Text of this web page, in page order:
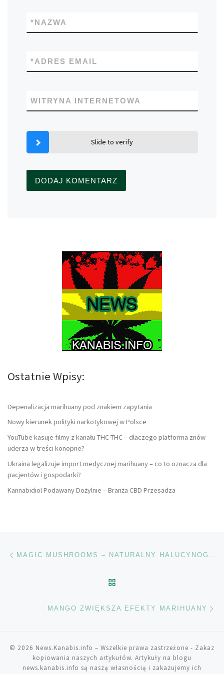
NAZWA
*
ADRES EMAIL
*
WITRYNA INTERNETOWA
Slide to verify
Ostatnie Wpisy:
Depenalizacja marihuany pod znakiem zapytania
Nowy kierunek polityki narkotykowej w Polsce
YouTube kasuje filmy z kanału THC-THC – dlaczego platforma znów
uderza w treści konopne?
Ukraina legalizuje import medycznej marihuany – co to oznacza dla
pacjentów i gospodarki?
Kannabidiol Podawany Dożylnie – Branża CBD Przesadza
Nawigacja wpisu MAGIC MUSHROOMS – NATURALNY HALUCYNOGEN PSYLOCYBINA I JEGO EFEKTY
MANGO ZWIĘKSZA EFEKTY MARIHUANY
© 2026 News.Kanabis.info – Wszelkie prawa zastrzeżone - Zakaz
kopiowania naszych artykułów. Artykuły na blogu
news.kanabis.info są naszą własnością i zakazujemy ich